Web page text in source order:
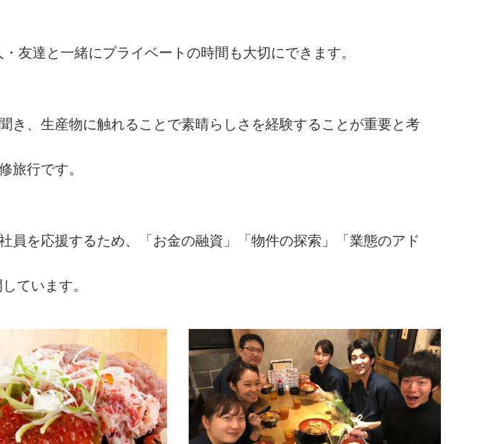
友達と一緒にプライベートの時間も大切にできます。
き、生産物に触れることで素晴らしさを経験することが重要と考
旅行です。
員を応援するため、「お金の融資」「物件の探索」「業態のアド
ています。